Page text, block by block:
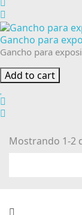
Gancho para
Gancho para
Add to cart
Mostrando 1-2